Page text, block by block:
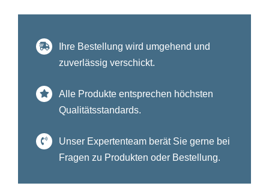
Ihre Bestellung wird umgehend und
zuverlässig verschickt.
Alle Produkte entsprechen höchsten
Qualitätsstandards.
Unser Expertenteam berät Sie gerne bei
Fragen zu Produkten oder Bestellung.